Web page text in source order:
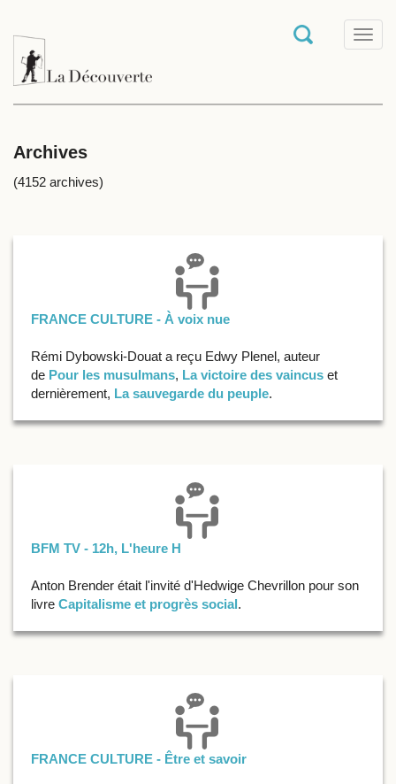
T
o
Archives
(4152 archives)
FRANCE CULTURE - À voix nue
Rémi Dybowski-Douat a reçu Edwy Plenel, auteur
de Pour les musulmans, La victoire des vaincus et
dernièrement, La sauvegarde du peuple.
BFM TV - 12h, L'heure H
Anton Brender était l'invité d'Hedwige Chevrillon pour son
livre Capitalisme et progrès social.
FRANCE CULTURE - Être et savoir